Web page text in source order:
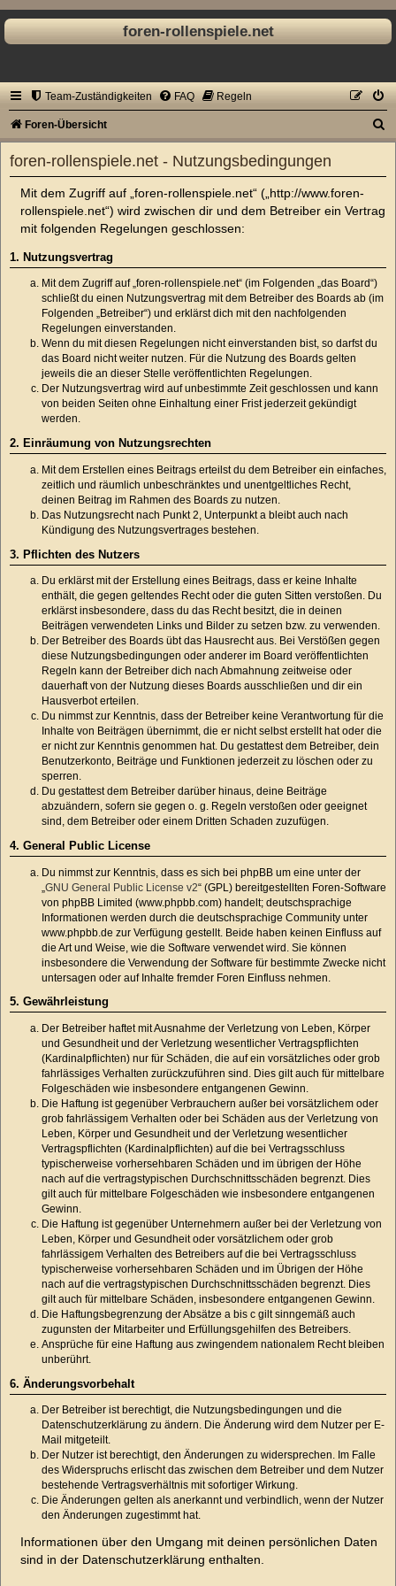
foren-rollenspiele.net
Team-Zuständigkeiten FAQ Regeln
Foren-Übersicht
foren-rollenspiele.net - Nutzungsbedingungen
Mit dem Zugriff auf „foren-rollenspiele.net“ („http://www.foren-
rollenspiele.net“) wird zwischen dir und dem Betreiber ein Vertrag
mit folgenden Regelungen geschlossen:
1. Nutzungsvertrag
Mit dem Zugriff auf „foren-rollenspiele.net“ (im Folgenden „das Board“)
schließt du einen Nutzungsvertrag mit dem Betreiber des Boards ab (im
Folgenden „Betreiber“) und erklärst dich mit den nachfolgenden
Regelungen einverstanden.
Wenn du mit diesen Regelungen nicht einverstanden bist, so darfst du
das Board nicht weiter nutzen. Für die Nutzung des Boards gelten
jeweils die an dieser Stelle veröffentlichten Regelungen.
Der Nutzungsvertrag wird auf unbestimmte Zeit geschlossen und kann
von beiden Seiten ohne Einhaltung einer Frist jederzeit gekündigt
werden.
2. Einräumung von Nutzungsrechten
Mit dem Erstellen eines Beitrags erteilst du dem Betreiber ein einfaches,
zeitlich und räumlich unbeschränktes und unentgeltliches Recht,
deinen Beitrag im Rahmen des Boards zu nutzen.
Das Nutzungsrecht nach Punkt 2, Unterpunkt a bleibt auch nach
Kündigung des Nutzungsvertrages bestehen.
3. Pflichten des Nutzers
Du erklärst mit der Erstellung eines Beitrags, dass er keine Inhalte
enthält, die gegen geltendes Recht oder die guten Sitten verstoßen. Du
erklärst insbesondere, dass du das Recht besitzt, die in deinen
Beiträgen verwendeten Links und Bilder zu setzen bzw. zu verwenden.
Der Betreiber des Boards übt das Hausrecht aus. Bei Verstößen gegen
diese Nutzungsbedingungen oder anderer im Board veröffentlichten
Regeln kann der Betreiber dich nach Abmahnung zeitweise oder
dauerhaft von der Nutzung dieses Boards ausschließen und dir ein
Hausverbot erteilen.
Du nimmst zur Kenntnis, dass der Betreiber keine Verantwortung für die
Inhalte von Beiträgen übernimmt, die er nicht selbst erstellt hat oder die
er nicht zur Kenntnis genommen hat. Du gestattest dem Betreiber, dein
Benutzerkonto, Beiträge und Funktionen jederzeit zu löschen oder zu
sperren.
Du gestattest dem Betreiber darüber hinaus, deine Beiträge
abzuändern, sofern sie gegen o. g. Regeln verstoßen oder geeignet
sind, dem Betreiber oder einem Dritten Schaden zuzufügen.
4. General Public License
Du nimmst zur Kenntnis, dass es sich bei phpBB um eine unter der
GNU General Public License v2“ (GPL) bereitgestellten Foren-Software
von phpBB Limited (www.phpbb.com) handelt; deutschsprachige
Informationen werden durch die deutschsprachige Community unter
www.phpbb.de zur Verfügung gestellt. Beide haben keinen Einfluss auf
die Art und Weise, wie die Software verwendet wird. Sie können
insbesondere die Verwendung der Software für bestimmte Zwecke nicht
untersagen oder auf Inhalte fremder Foren Einfluss nehmen.
5. Gewährleistung
Der Betreiber haftet mit Ausnahme der Verletzung von Leben, Körper
und Gesundheit und der Verletzung wesentlicher Vertragspflichten
(Kardinalpflichten) nur für Schäden, die auf ein vorsätzliches oder grob
fahrlässiges Verhalten zurückzuführen sind. Dies gilt auch für mittelbare
Folgeschäden wie insbesondere entgangenen Gewinn.
Die Haftung ist gegenüber Verbrauchern außer bei vorsätzlichem oder
grob fahrlässigem Verhalten oder bei Schäden aus der Verletzung von
Leben, Körper und Gesundheit und der Verletzung wesentlicher
Vertragspflichten (Kardinalpflichten) auf die bei Vertragsschluss
typischerweise vorhersehbaren Schäden und im übrigen der Höhe
nach auf die vertragstypischen Durchschnittsschäden begrenzt. Dies
gilt auch für mittelbare Folgeschäden wie insbesondere entgangenen
Gewinn.
Die Haftung ist gegenüber Unternehmern außer bei der Verletzung von
Leben, Körper und Gesundheit oder vorsätzlichem oder grob
fahrlässigem Verhalten des Betreibers auf die bei Vertragsschluss
typischerweise vorhersehbaren Schäden und im Übrigen der Höhe
nach auf die vertragstypischen Durchschnittsschäden begrenzt. Dies
gilt auch für mittelbare Schäden, insbesondere entgangenen Gewinn.
Die Haftungsbegrenzung der Absätze a bis c gilt sinngemäß auch
zugunsten der Mitarbeiter und Erfüllungsgehilfen des Betreibers.
Ansprüche für eine Haftung aus zwingendem nationalem Recht bleiben
unberührt.
6. Änderungsvorbehalt
Der Betreiber ist berechtigt, die Nutzungsbedingungen und die
Datenschutzerklärung zu ändern. Die Änderung wird dem Nutzer per E-
Mail mitgeteilt.
Der Nutzer ist berechtigt, den Änderungen zu widersprechen. Im Falle
des Widerspruchs erlischt das zwischen dem Betreiber und dem Nutzer
bestehende Vertragsverhältnis mit sofortiger Wirkung.
Die Änderungen gelten als anerkannt und verbindlich, wenn der Nutzer
den Änderungen zugestimmt hat.
Informationen über den Umgang mit deinen persönlichen Daten
sind in der Datenschutzerklärung enthalten.